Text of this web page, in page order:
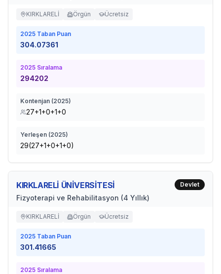
KIRKLARELİ Örgün Ücretsiz
2025 Taban Puan
304.07361
2025 Sıralama
294202
Kontenjan (2025)
27+1+0+1+0
Yerleşen (2025)
29(27+1+0+1+0)
KIRKLARELİ ÜNİVERSİTESİ
Fizyoterapi ve Rehabilitasyon (4 Yıllık)
Devlet
KIRKLARELİ Örgün Ücretsiz
2025 Taban Puan
301.41665
2025 Sıralama